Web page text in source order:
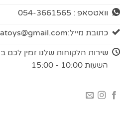
וואטסאפ : 054-3661565
כתובת מייל:
שירות הלקוחות שלנו זמין לכם
השעות 10:00 - 15:00